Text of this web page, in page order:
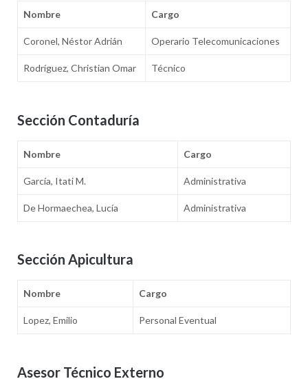
Nombre Cargo
Coronel, Néstor Adrián Operario Telecomunicaciones
Rodríguez, Christian Omar Técnico
Sección Contaduría
Nombre Cargo
García, Itati M. Administrativa
De Hormaechea, Lucía Administrativa
Sección Apicultura
Nombre Cargo
Lopez, Emilio Personal Eventual
Asesor Técnico Externo